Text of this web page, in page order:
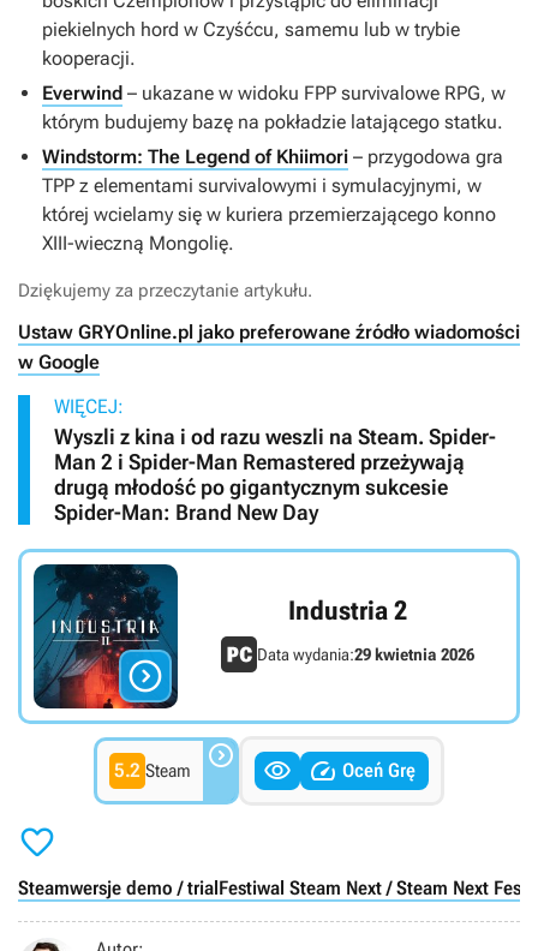
piekielnych hord w Czyśćcu, samemu lub w trybie
kooperacji.
Everwind – ukazane w widoku FPP survivalowe RPG, w
którym budujemy bazę na pokładzie latającego statku.
Windstorm: The Legend of Khiimori – przygodowa gra
TPP z elementami survivalowymi i symulacyjnymi, w
której wcielamy się w kuriera przemierzającego konno
XIII-wieczną Mongolię.
Dziękujemy za przeczytanie artykułu.
Ustaw GRYOnline.pl jako preferowane źródło wiadomości
w Google
WIĘCEJ:
Wyszli z kina i od razu weszli na Steam. Spider-
Man 2 i Spider-Man Remastered przeżywają
drugą młodość po gigantycznym sukcesie
Spider-Man: Brand New Day

Industria 2
Data wydania:29 kwietnia 2026
5.2 Steam    Oceń Grę

Steamwersje demo / trialFestiwal Steam Next / Steam Next Fest